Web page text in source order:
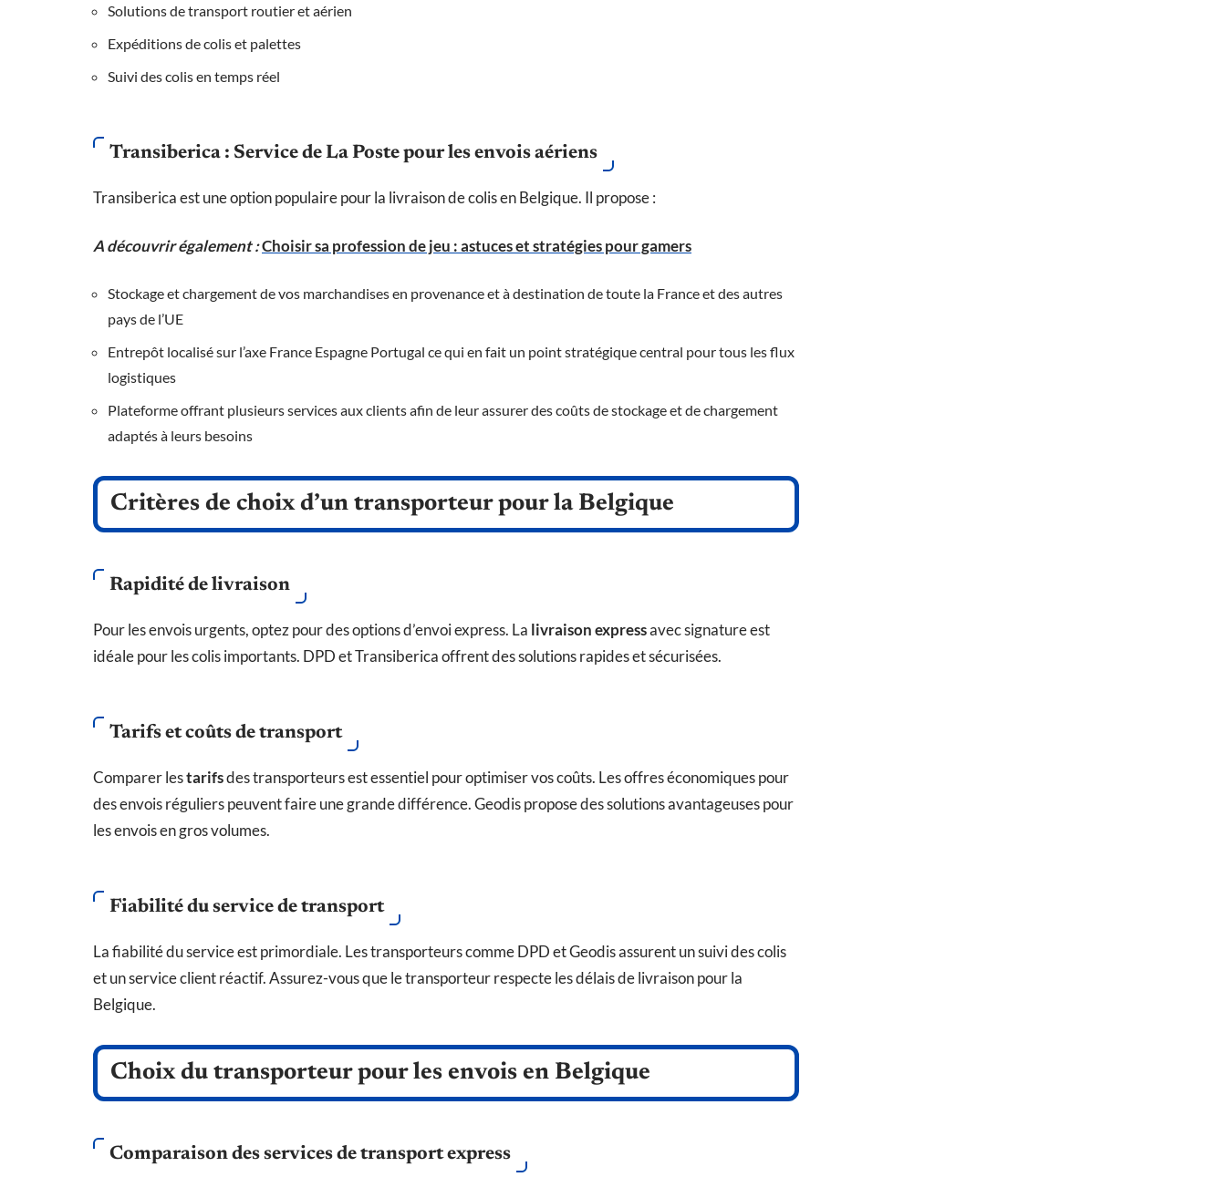
Solutions de transport routier et aérien
Expéditions de colis et palettes
Suivi des colis en temps réel
Transiberica : Service de La Poste pour les envois aériens
Transiberica est une option populaire pour la livraison de colis en Belgique. Il propose :
A découvrir également :Choisir sa profession de jeu : astuces et stratégies pour gamers
Stockage et chargement de vos marchandises en provenance et à destination de toute la France et des autres
pays de l’UE
Entrepôt localisé sur l’axe France Espagne Portugal ce qui en fait un point stratégique central pour tous les flux
logistiques
Plateforme offrant plusieurs services aux clients afin de leur assurer des coûts de stockage et de chargement
adaptés à leurs besoins
Critères de choix d’un transporteur pour la Belgique
Rapidité de livraison
Pour les envois urgents, optez pour des options d’envoi express. La livraison expressavec signature est
idéale pour les colis importants. DPD et Transiberica offrent des solutions rapides et sécurisées.
Tarifs et coûts de transport
Comparer lestarifsdes transporteurs est essentiel pour optimiser vos coûts. Les offres économiques pour
des envois réguliers peuvent faire une grande différence. Geodis propose des solutions avantageuses pour
les envois en gros volumes.
Fiabilité du service de transport
La fiabilité du service est primordiale. Les transporteurs comme DPD et Geodis assurent un suivi des colis
et un service client réactif. Assurez-vous que le transporteur respecte les délais de livraison pour la
Belgique.
Choix du transporteur pour les envois en Belgique
Comparaison des services de transport express